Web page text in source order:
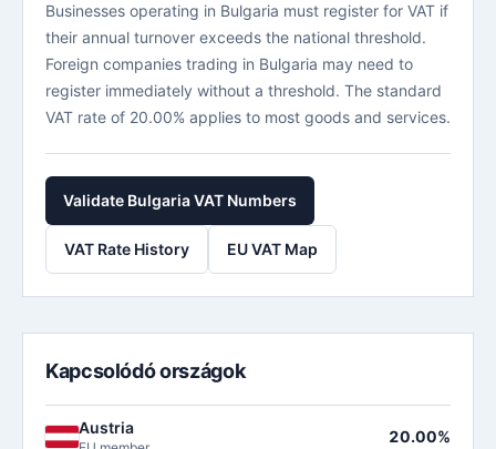
Businesses operating in Bulgaria must register for VAT if
their annual turnover exceeds the national threshold.
Foreign companies trading in Bulgaria may need to
register immediately without a threshold. The standard
VAT rate of 20.00% applies to most goods and services.
Validate Bulgaria VAT Numbers
VAT Rate History EU VAT Map
Kapcsolódó országok
Austria 20.00%